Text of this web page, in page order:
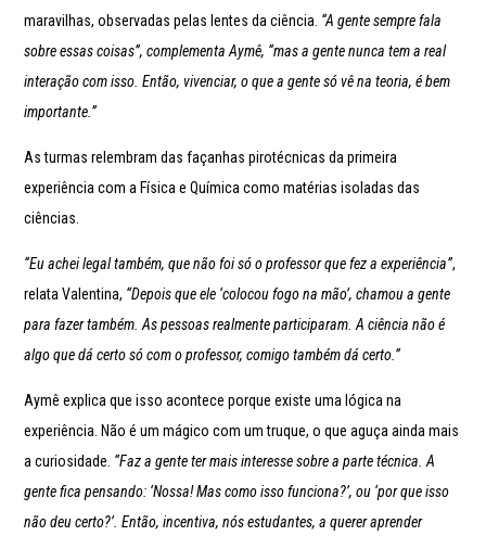
maravilhas, observadas pelas lentes da ciência. “A gente sempre fala
sobre essas coisas”, complementa Aymê, “mas a gente nunca tem a real
interação com isso. Então, vivenciar, o que a gente só vê na teoria, é bem
importante.”
As turmas relembram das façanhas pirotécnicas da primeira
experiência com a Física e Química como matérias isoladas das
ciências.
“Eu achei legal também, que não foi só o professor que fez a experiência”,
relata Valentina, “Depois que ele ‘colocou fogo na mão’, chamou a gente
para fazer também. As pessoas realmente participaram. A ciência não é
algo que dá certo só com o professor, comigo também dá certo.”
Aymê explica que isso acontece porque existe uma lógica na
experiência. Não é um mágico com um truque, o que aguça ainda mais
a curiosidade. “Faz a gente ter mais interesse sobre a parte técnica. A
gente fica pensando: ‘Nossa! Mas como isso funciona?’, ou ‘por que isso
não deu certo?’. Então, incentiva, nós estudantes, a querer aprender